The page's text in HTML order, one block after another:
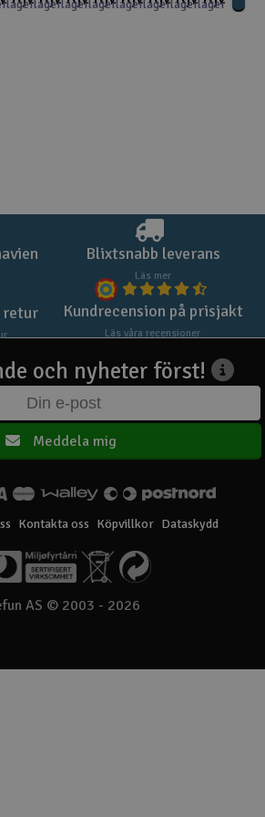
lagerlagerlagerlagerlagerlagerlagerlager
Blixtsnabb leverans
Läs mer
retur Kundrecension på prisjakt
Läs våra recensioner
och nyheter först!
Meddela mig
Kontakta oss Köpvillkor Dataskydd
AS © 2003 - 2026